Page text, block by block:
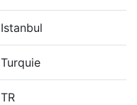
Istanbul
Turquie
TR